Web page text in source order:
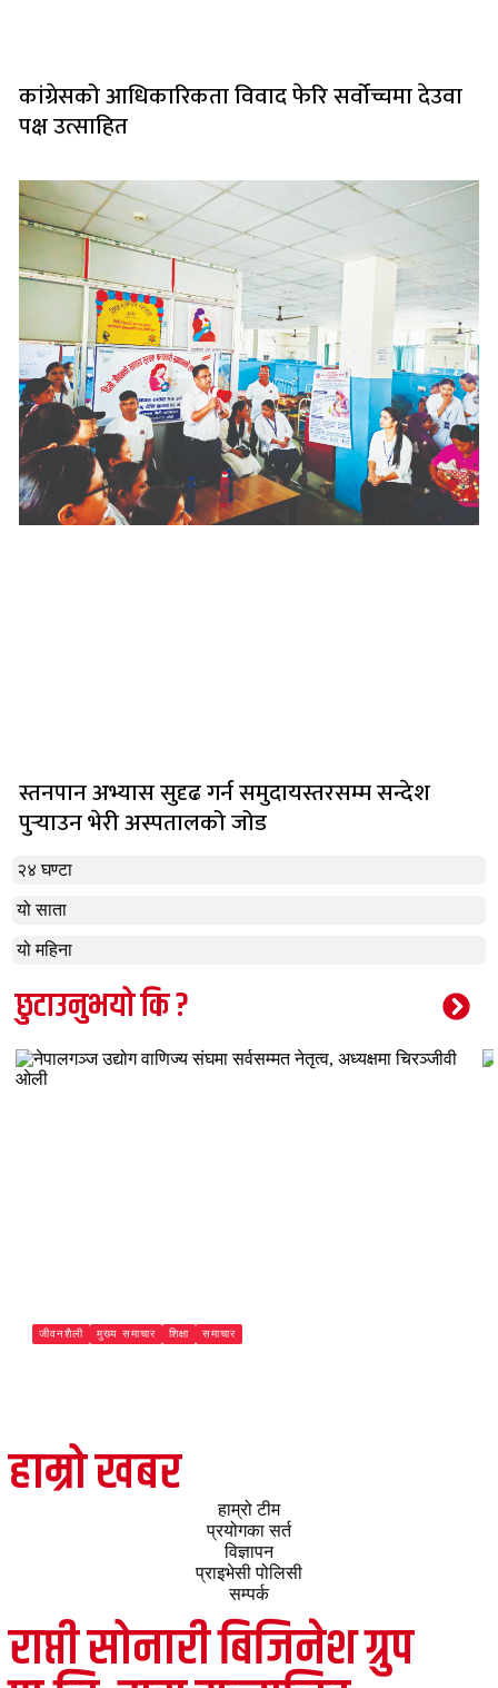
२४ घण्टा
यो साता
यो महिना
कांग्रेसको आधिकारिकता विवाद फेरि सर्वोच्चमा देउवा
पक्ष उत्साहित
स्तनपान अभ्यास सुदृढ गर्न समुदायस्तरसम्म सन्देश
पुर्‍याउन भेरी अस्पतालको जोड
छुटाउनुभयो कि ?
जीवनशैली मुख्य समाचार शिक्षा समाचार
हाम्रो खबर
हाम्रो टीम
प्रयोगका सर्त
विज्ञापन
प्राइभेसी पोलिसी
सम्पर्क
राप्ती सोनारी बिजिनेश ग्रुप